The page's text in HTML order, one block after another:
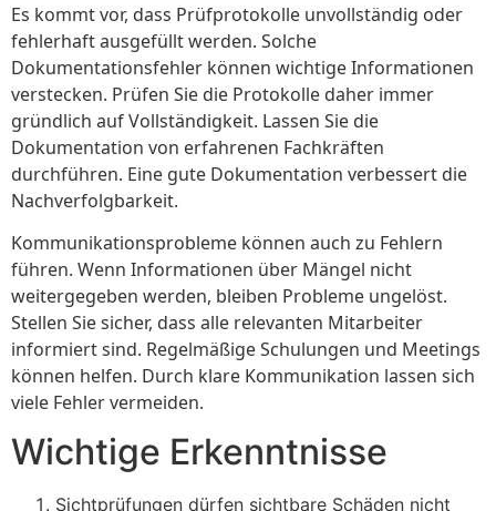
Es kommt vor, dass Prüfprotokolle unvollständig oder
fehlerhaft ausgefüllt werden. Solche
Dokumentationsfehler können wichtige Informationen
verstecken. Prüfen Sie die Protokolle daher immer
gründlich auf Vollständigkeit. Lassen Sie die
Dokumentation von erfahrenen Fachkräften
durchführen. Eine gute Dokumentation verbessert die
Nachverfolgbarkeit.
Kommunikationsprobleme können auch zu Fehlern
führen. Wenn Informationen über Mängel nicht
weitergegeben werden, bleiben Probleme ungelöst.
Stellen Sie sicher, dass alle relevanten Mitarbeiter
informiert sind. Regelmäßige Schulungen und Meetings
können helfen. Durch klare Kommunikation lassen sich
viele Fehler vermeiden.
Wichtige Erkenntnisse
Sichtprüfungen dürfen sichtbare Schäden nicht